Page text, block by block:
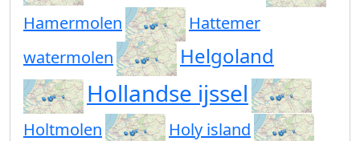
Hamermolen
Hattemer
watermolen
Helgoland
Hollandse ijssel
Holtmolen
Holy island